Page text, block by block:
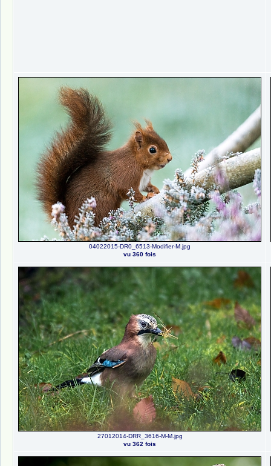
04022015-DR0_6513-Modifier-M.jpg
vu 360 fois
27012014-DRR_3616-M-M.jpg
vu 362 fois